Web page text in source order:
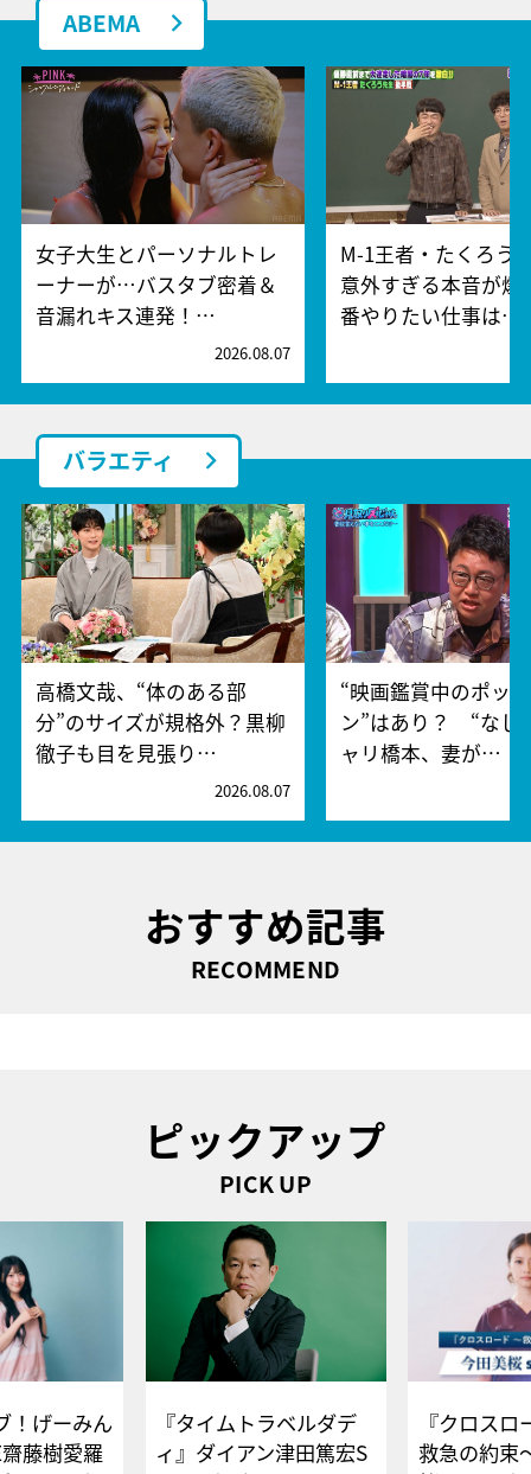
ABEMA
女子大生とパーソナルトレ
ーナーが…バスタブ密着＆
音漏れキス連発！…
2026.08.07
M-1王者・たくろう
意外すぎる本音が爆
番やりたい仕事は…
バラエティ
高橋文哉、“体のある部
分”のサイズが規格外？黒柳
徹子も目を見張り…
2026.08.07
“映画鑑賞中のポッ
ン”はあり？ “なし
ャリ橋本、妻が…
おすすめ記事
RECOMMEND
ピックアップ
PICK UP
！げーみん
藤樹愛羅
『タイムトラベルダデ
ィ』ダイアン津田篤宏S
『クロス
救急の約束